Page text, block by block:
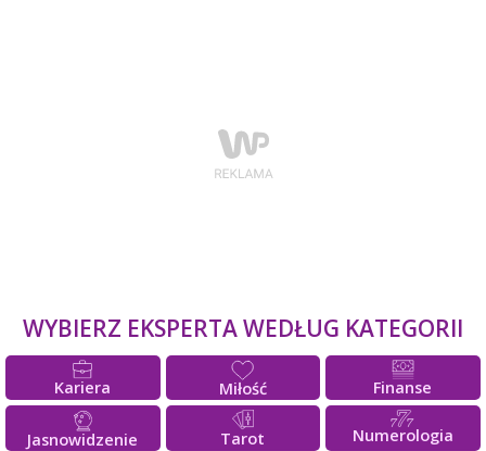
WYBIERZ EKSPERTA WEDŁUG KATEGORII
Kariera Miłość Finanse
Jasnowidzenie Tarot Numerologia